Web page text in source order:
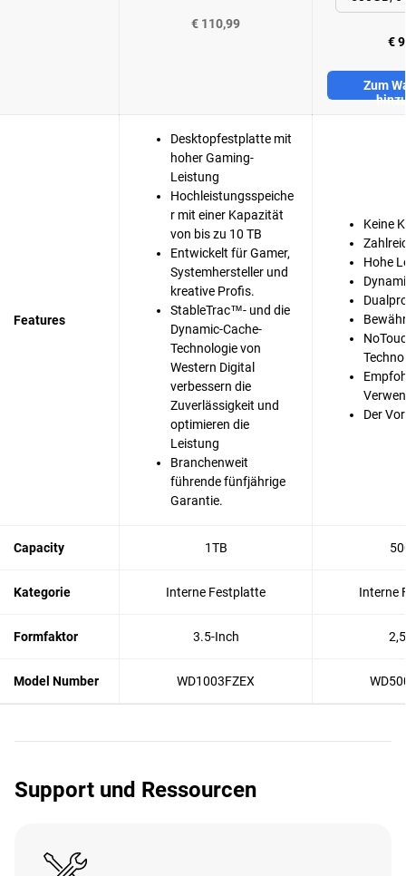
€ 110,99
€
Zum
Features
Desktopfestplatte mit
hoher Gaming-
Leistung
Hochleistungsspeiche
r mit einer Kapazität
von bis zu 10 TB
Entwickelt für Gamer,
Systemhersteller und
kreative Profis.
StableTrac™- und die
Dynamic-Cache-
Technologie von
Western Digital
verbessern die
Zuverlässigkeit und
optimieren die
Leistung
Branchenweit
führende fünfjährige
Garantie.
Keine
Hohe
Der
Capacity 1TB
Kategorie Interne Festplatte Interne
Formfaktor 3.5-Inch
Model Number WD1003FZEX
Support und Ressourcen